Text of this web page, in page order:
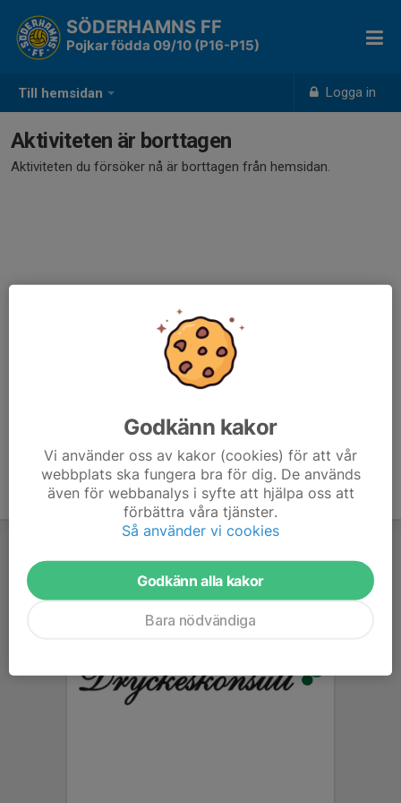
Till hemsidan Logga in
SÖDERHAMNS FF
Pojkar födda 09/10 (P16-P15)
Aktiviteten är borttagen
Aktiviteten du försöker nå är borttagen från hemsidan.
Godkänn kakor
Vi använder oss av kakor (cookies) för att vår
webbplats ska fungera bra för dig. De används
även för webbanalys i syfte att hjälpa oss att
förbättra våra tjänster.
Så använder vi cookies
Godkänn alla kakor
Bara nödvändiga